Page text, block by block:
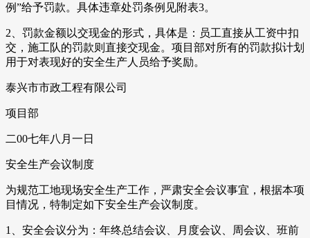
例”给予罚款。具体违章处罚条例见附表3。
2、罚款金额以交现金的形式，具体是：员工直接从工资中扣
交，施工队的罚款则直接交现金。项目部对所有的罚款拟计划
用于对表现好的安全生产人员给予奖励。
泰兴市市政工程有限公司
项目部
二00七年八月一日
安全生产会议制度
为规范工地现场安全生产工作，严肃安全会议事宜，根据本项
目情况，特制定如下安全生产会议制度。
1、安全会议分为：年终总结会议、月度会议、周会议、班前